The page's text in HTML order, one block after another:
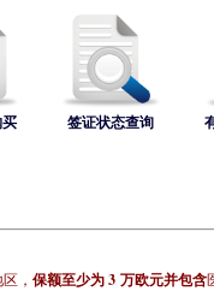
签证状态查询
， 保额至少为 3 万欧元并包含